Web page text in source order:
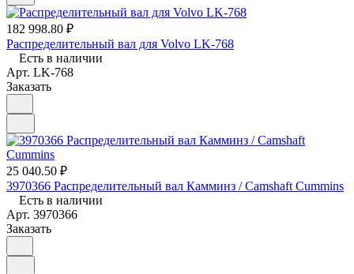
182 998.80 ₽
Распределительный вал для Volvo LK-768
Есть в наличии
Арт. LK-768
Заказать
25 040.50 ₽
3970366 Распределительный вал Камминз / Camshaft Cummins
Есть в наличии
Арт. 3970366
Заказать